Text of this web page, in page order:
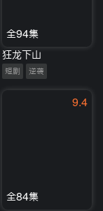
全94集
狂龙下山
短剧 逆袭
9.4
全84集